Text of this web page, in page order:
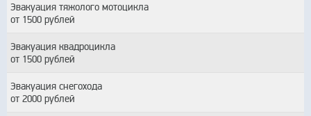
Эвакуация тяжолого мотоцикла
от 1500 рублей
Эвакуация квадроцикла
от 1500 рублей
Эвакуация снегохода
от 2000 рублей